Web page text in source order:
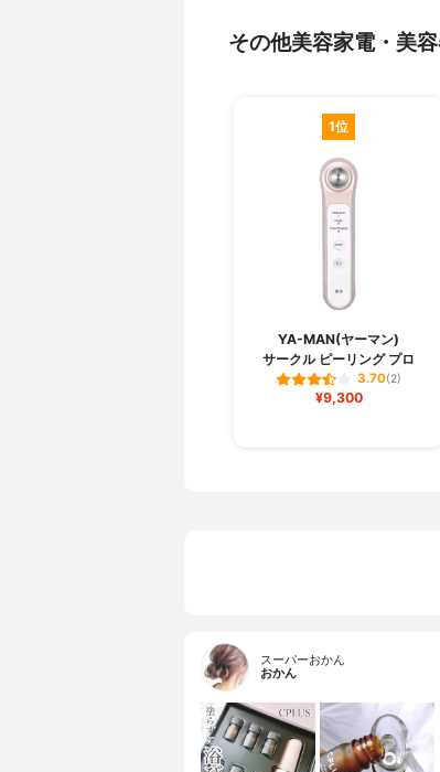
その他美容家電・美
1位
YA-MAN(ヤーマン)
サークル ピーリング プロ
3.70(2)
¥9,300
スーパーおかん
おかん